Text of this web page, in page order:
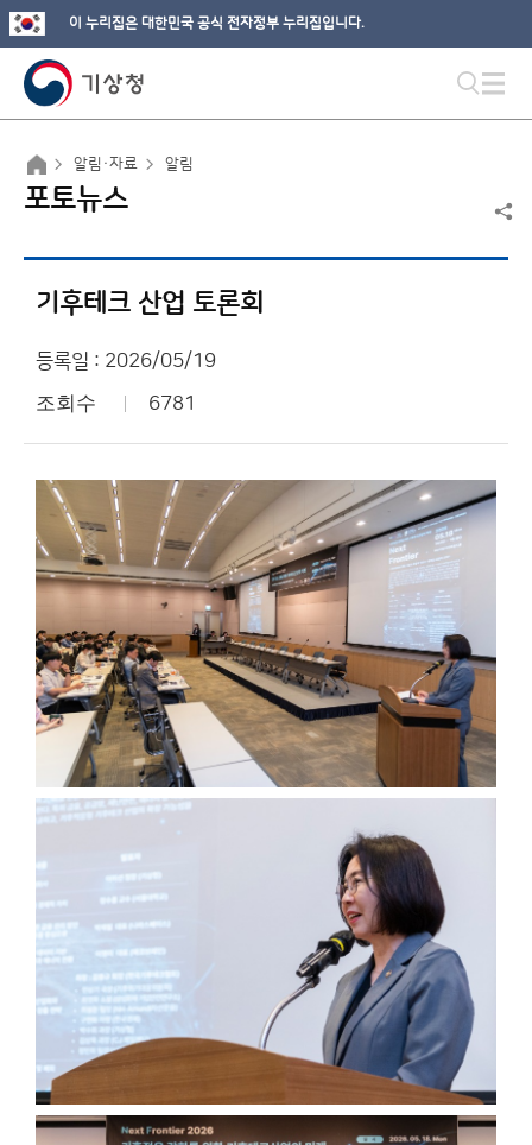
이 누리집은 대한민국 공식 전자정부 누리집입니다.
알림·자료 알림
포토뉴스
기후테크 산업 토론회
등록일 : 2026/05/19
조회수 6781